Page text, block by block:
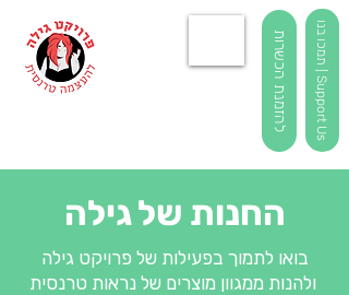
ת
מ
כ
ו
ב
נ
ו
|
S
u
p
p
o
r
t
U
s להזמנת הכשרות
החנות של גילה
בואו לתמוך בפעילות של פרויקט גילה
ולהנות ממגוון מוצרים של נראות טרנסית